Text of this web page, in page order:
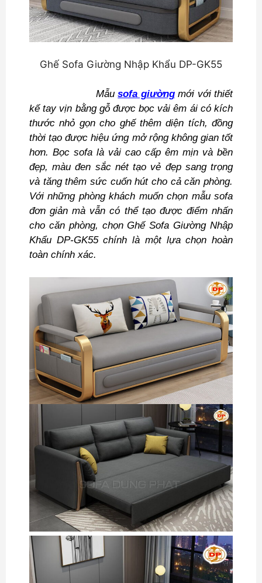
Ghế Sofa Giường Nhập Khẩu DP-GK55
Mẫusofa giườngmới với thiết
kế tay vịn bằng gỗ được bọc vải êm ái có kích
thước nhỏ gọn cho ghế thêm diện tích, đồng
thời tạo được hiệu ứng mở rộng không gian tốt
hơn. Bọc sofa là vải cao cấp êm mịn và bền
đẹp, màu đen sắc nét tạo vẻ đẹp sang trọng
và tăng thêm sức cuốn hút cho cả căn phòng.
Với những phòng khách muốn chọn mẫu sofa
đơn giản mà vẫn có thể tạo được điểm nhấn
cho căn phòng, chọn Ghế Sofa Giường Nhập
Khẩu DP-GK55 chính là một lựa chọn hoàn
toàn chính xác.